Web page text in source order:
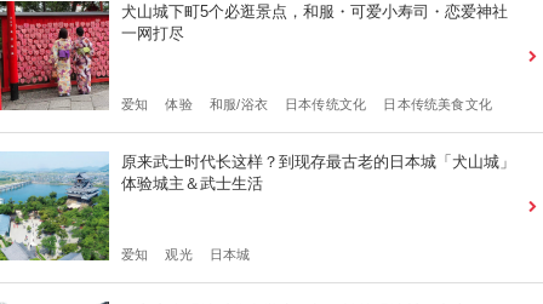
犬山城下町5个必逛景点，和服・可爱小寿司・恋爱神社
一网打尽
爱知 体验 和服/浴衣 日本传统文化 日本传统美食文化
原来武士时代长这样？到现存最古老的日本城「犬山城」
体验城主＆武士生活
爱知 观光 日本城